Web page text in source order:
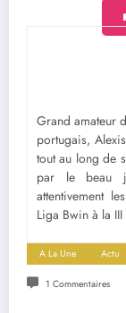
Grand amateur
portugais,
tout au long de
par le beau
attentivement
Liga Bwin à la
A La Une Actu
1 Commentaires